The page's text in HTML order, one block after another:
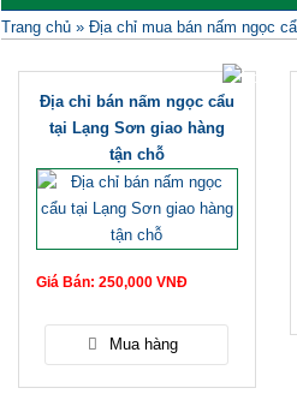
Trang chủ » Địa chỉ mua bán nấm ngọc
Địa chỉ bán nấm ngọc cẩu
tại Lạng Sơn giao hàng
tận chỗ
Giá Bán: 250,000 VNĐ